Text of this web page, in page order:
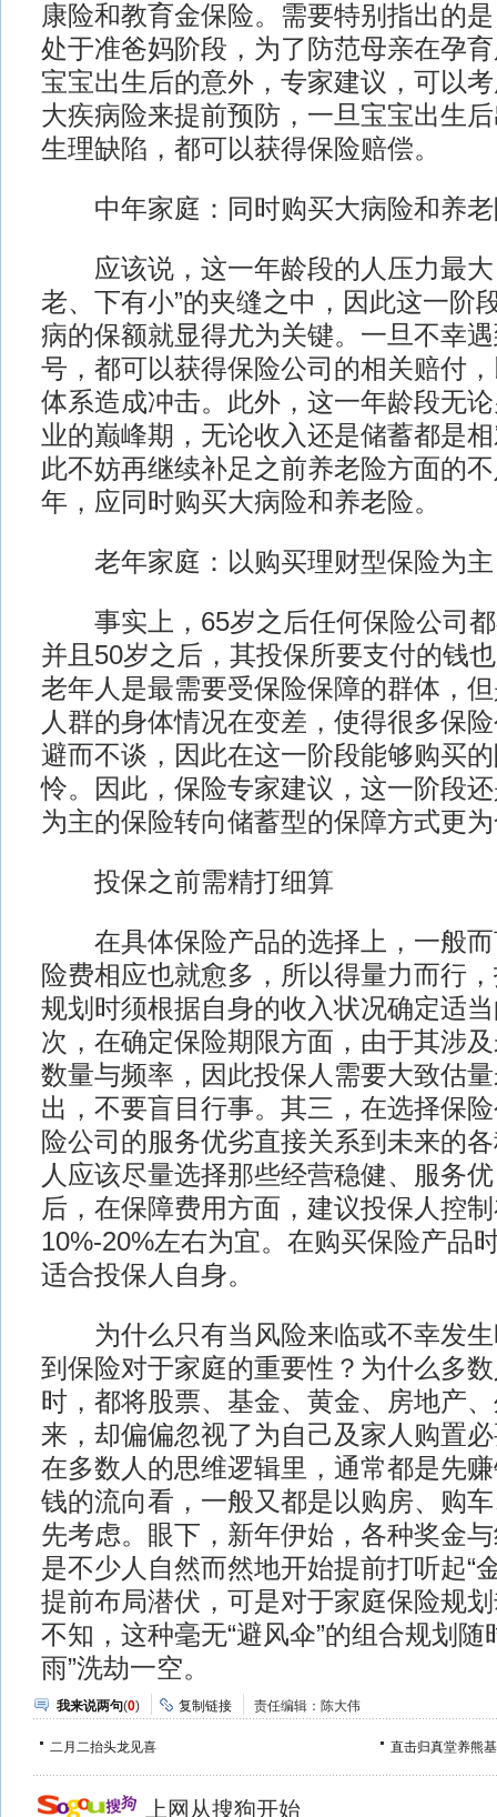
康险和教育金保险。需要特别指出的
处于准爸妈阶段，为了防范母亲在孕
宝宝出生后的意外，专家建议，可以
大疾病险来提前预防，一旦宝宝出生
生理缺陷，都可以获得保险赔偿。
中年家庭：同时购买大病险和养老
应该说，这一年龄段的人压力最大
老、下有小”的夹缝之中，因此这一阶
病的保额就显得尤为关键。一旦不幸
号，都可以获得保险公司的相关赔付
体系造成冲击。此外，这一年龄段无
业的巅峰期，无论收入还是储蓄都是
此不妨再继续补足之前养老险方面的
年，应同时购买大病险和养老险。
老年家庭：以购买理财型保险为主
事实上，65岁之后任何保险公司都
并且50岁之后，其投保所要支付的钱
老年人是最需要受保险保障的群体，
人群的身体情况在变差，使得很多保
避而不谈，因此在这一阶段能够购买
怜。因此，保险专家建议，这一阶段
为主的保险转向储蓄型的保障方式更
投保之前需精打细算
在具体保险产品的选择上，一般而
险费相应也就愈多，所以得量力而行
规划时须根据自身的收入状况确定适
次，在确定保险期限方面，由于其涉
数量与频率，因此投保人需要大致估
出，不要盲目行事。其三，在选择保
险公司的服务优劣直接关系到未来的
人应该尽量选择那些经营稳健、服务
后，在保障费用方面，建议投保人控
10%-20%左右为宜。在购买保险产品
适合投保人自身。
为什么只有当风险来临或不幸发生
到保险对于家庭的重要性？为什么多
时，都将股票、基金、黄金、房地产
来，却偏偏忽视了为自己及家人购置
在多数人的思维逻辑里，通常都是先
钱的流向看，一般又都是以购房、购
先考虑。眼下，新年伊始，各种奖金
是不少人自然而然地开始提前打听起“
提前布局潜伏，可是对于家庭保险规
不知，这种毫无“避风伞”的组合规划随
雨”洗劫一空。
我来说两句(0) 复制链接 责任编辑：陈大伟
二月二抬头龙见喜 直击归真堂养熊
上网从搜狗开始